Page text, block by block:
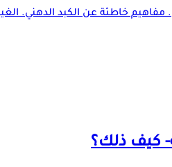
مفاهيم خاطئة عن الكبد الدهني.
كيف ذلك؟